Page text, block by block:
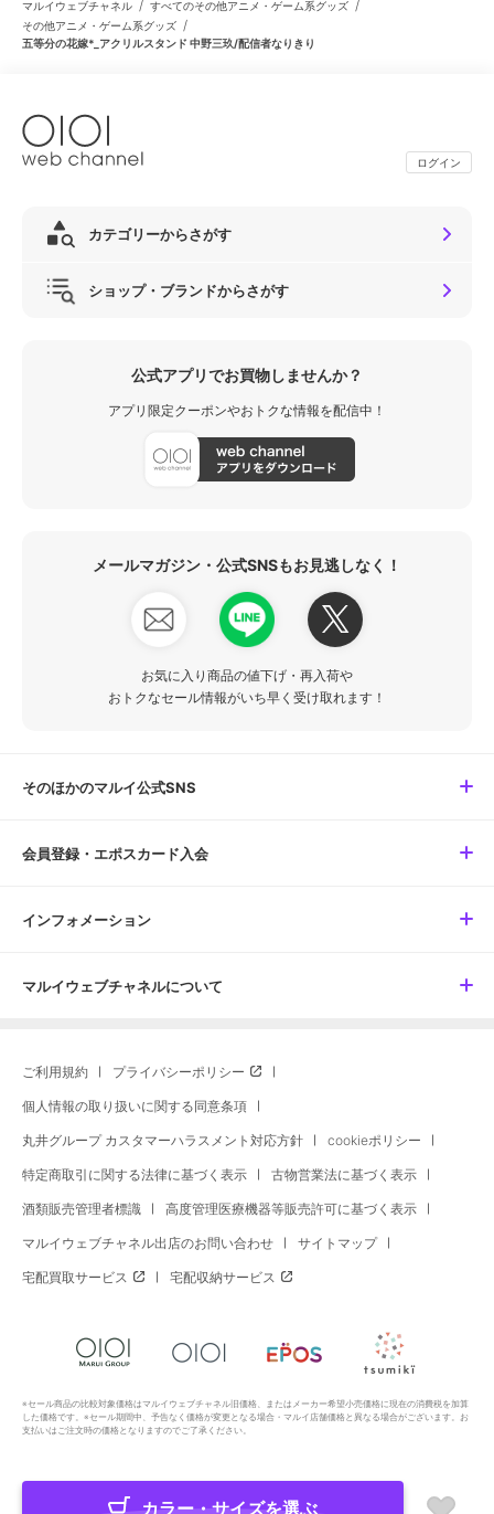
マルイウェブチャネル / すべてのその他アニメ・ゲーム系グッズ /
その他アニメ・ゲーム系グッズ /
五等分の花嫁*_アクリルスタンド 中野三玖/配信者なりきり
ログイン
カテゴリーからさがす
ショップ・ブランドからさがす
公式アプリでお買物しませんか？
アプリ限定クーポンやおトクな情報を配信中！
メールマガジン・公式SNSもお見逃しなく！
お気に入り商品の値下げ・再入荷や
おトクなセール情報がいち早く受け取れます！
そのほかのマルイ公式SNS
会員登録・エポスカード入会
インフォメーション
マルイウェブチャネルについて
ご利用規約 プライバシーポリシー
個人情報の取り扱いに関する同意条項
丸井グループ カスタマーハラスメント対応方針 cookieポリシー
特定商取引に関する法律に基づく表示 古物営業法に基づく表示
酒類販売管理者標識 高度管理医療機器等販売許可に基づく表示
マルイウェブチャネル出店のお問い合わせ サイトマップ
宅配買取サービス 宅配収納サービス
※セール商品の比較対象価格はマルイウェブチャネル旧価格、またはメーカー希望小売価格に現在の消費税を加算
した価格です。※セール期間中、予告なく価格が変更となる場合・マルイ店舗価格と異なる場合がございます。お
支払いはご注文時の価格となりますのでご了承ください。
Copyright All Rights Reserved. MARUI Co., Ltd
カラー・サイズを選ぶ